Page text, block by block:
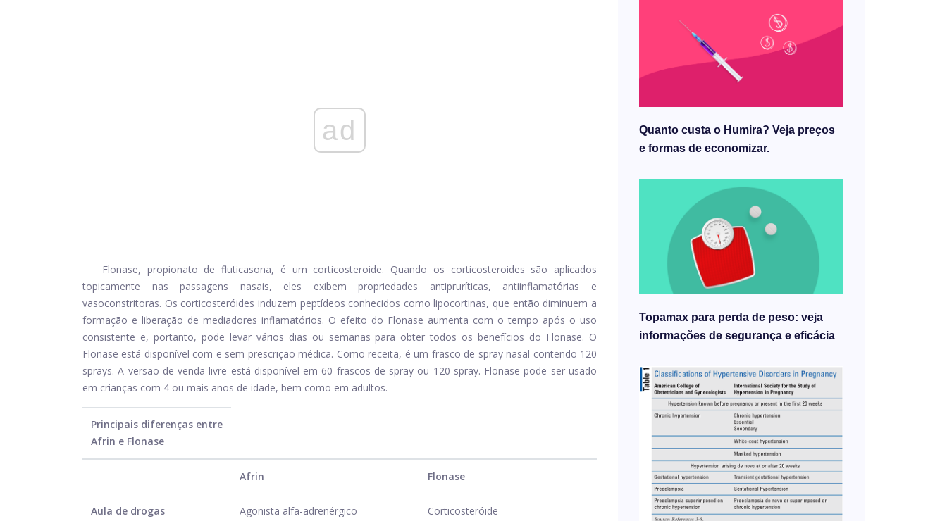
ad
Flonase, propionato de fluticasona, é um corticosteroide. Quando os corticosteroides são aplicados
topicamente nas passagens nasais, eles exibem propriedades antipruríticas, antiinflamatórias e
vasoconstritoras. Os corticosteróides induzem peptídeos conhecidos como lipocortinas, que então diminuem a
formação e liberação de mediadores inflamatórios. O efeito do Flonase aumenta com o tempo após o uso
consistente e, portanto, pode levar vários dias ou semanas para obter todos os benefícios do Flonase. O
Flonase está disponível com e sem prescrição médica. Como receita, é um frasco de spray nasal contendo 120
sprays. A versão de venda livre está disponível em 60 frascos de spray ou 120 spray. Flonase pode ser usado
em crianças com 4 ou mais anos de idade, bem como em adultos.
Principais diferenças entre
Afrin e Flonase
Afrin Flonase
Aula de drogas Agonista alfa-adrenérgico Corticosteróide
Quanto custa o Humira? Veja preços
e formas de economizar.
Topamax para perda de peso: veja
informações de segurança e eficácia